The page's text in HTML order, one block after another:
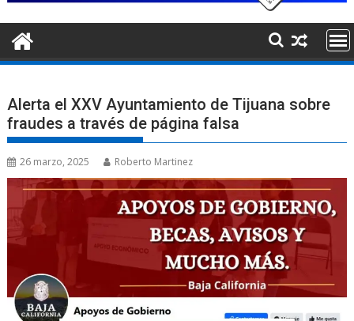
Alerta el XXV Ayuntamiento de Tijuana sobre
fraudes a través de página falsa
26 marzo, 2025 Roberto Martinez